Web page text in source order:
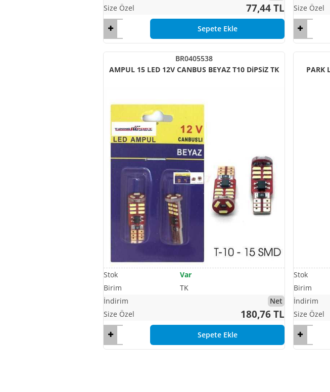
77,44 TL
Sepete Ekle
BR0405538
AMPUL 15 LED 12V CANBUS BEYAZ T10 DiPSiZ TK
TK
Net
180,76 TL
Var
Sepete Ekle
PARK